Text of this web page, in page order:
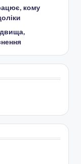
кому